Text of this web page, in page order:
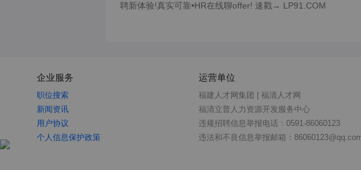
聘新体验!真实可靠•HR在线聊offer! 速戳→ LP91.COM
企业服务
职位搜索
新闻资讯
用户协议
个人信息保护政策
运营单位
福建人才网集团 | 福清人才网
福清立普人力资源开发服务中心
违规招聘信息举报电话：0591-86060123
违法和不良信息举报邮箱：